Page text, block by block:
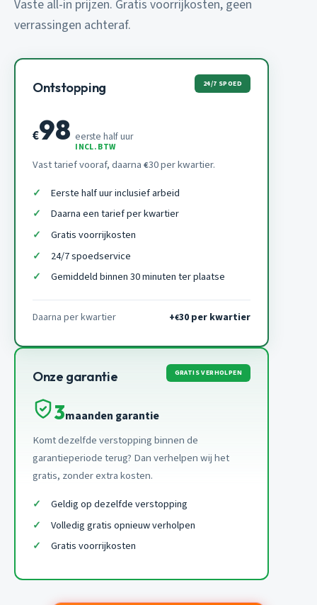
Vaste all-in prijzen. Gratis voorrijkosten, geen
verrassingen achteraf.
Ontstopping 24/7 SPOED
€98 eerste half uur
INCL. BTW
Vast tarief vooraf, daarna €30 per kwartier.
Eerste half uur inclusief arbeid
Daarna een tarief per kwartier
Gratis voorrijkosten
24/7 spoedservice
Gemiddeld binnen 30 minuten ter plaatse
Daarna per kwartier +€30 per kwartier
Onze garantie GRATIS VERHOLPEN
3maanden garantie
Komt dezelfde verstopping binnen de
garantieperiode terug? Dan verhelpen wij het
gratis, zonder extra kosten.
Geldig op dezelfde verstopping
Volledig gratis opnieuw verholpen
Gratis voorrijkosten